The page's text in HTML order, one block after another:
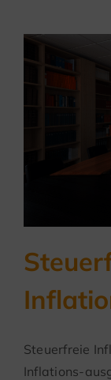
Steuerfreie
Inflations-